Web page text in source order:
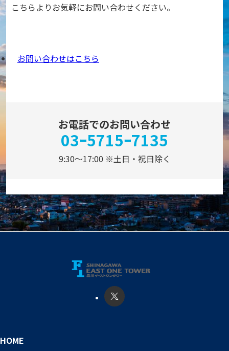
こちらよりお気軽にお問い合わせください。
お問い合わせはこちら
お電話でのお問い合わせ
03ｰ5715ｰ7135
9:30～17:00 ※土日・祝日除く
HOME